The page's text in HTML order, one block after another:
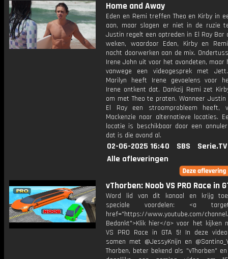
Home and Away
Eden en Remi treffen Theo en Kirby in
aan, maar slagen er niet in de ruzie
Justin regelt een optreden in El Ray Bar
weken, waardoor Eden, Kirby en
nacht doorwerken aan de mix.
Irene John uit voor het avondeten, maar
vanwege een videogesprek met
Marilyn heeft Irene gevoelens voor
Irene ontkent dat. Dankzij Remi zet
om met Theo te praten. Wanneer
El Ray een stroomprobleem heeft,
Mackenzie naar alternatieve locaties.
locatie is beschikbaar door een
dat is die avond al.
02-06-2025 16:40 SBS
Serie.TV
Alle afleveringen
vThorben: Noob VS PRO Race in
Word lid van dit kanaal en krijg
speciale voordelen: <a
href="https://www.youtube.com/channel/
Bedankt">Klik hier</a> voor het kijken
VS PRO Race in GTA 5! In deze
samen met @JessyKnijn en
Thorben, beter bekend als "vThorben"